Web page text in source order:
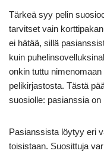
Tärkeä syy pelin
tarvitset vain
ei hätää, sillä
kuin
onkin tuttu
pelikirjastosta. Tästä
suosiolle: pasianssia
Pasianssista löytyy eri
toisistaan. Suosittuja